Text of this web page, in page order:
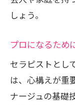
しょう。
プロになるため
セラピストとし
は、心構えが重
ナージュの基礎